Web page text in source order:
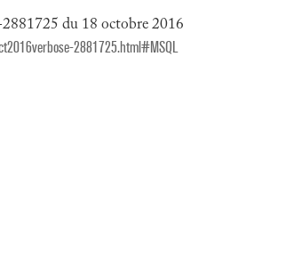
du 18 octobre 2016
2881725.html#MSQL